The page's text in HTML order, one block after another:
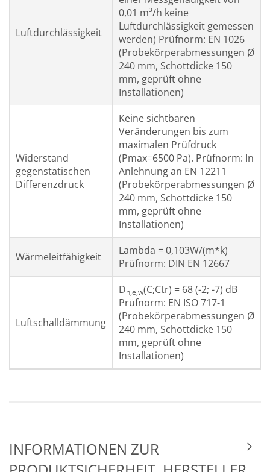
Luftdurchlässigkeit
0,01 m³/h keine
Luftdurchlässigkeit gemessen
werden) Prüfnorm: EN 1026
(Probekörperabmessungen Ø
240 mm, Schottdicke 150
mm, geprüft ohne
Installationen)
Widerstand
gegenstatischen
Differenzdruck
Keine sichtbaren
Veränderungen bis zum
maximalen Prüfdruck
(Pmax=6500 Pa). Prüfnorm: In
Anlehnung an EN 12211
(Probekörperabmessungen Ø
240 mm, Schottdicke 150
mm, geprüft ohne
Installationen)
Wärmeleitfähigkeit
Lambda = 0,103W/(m*k)
Prüfnorm: DIN EN 12667
Luftschalldämmung
Dn,e,w(C;Ctr) = 68 (-2; -7) dB
Prüfnorm: EN ISO 717-1
(Probekörperabmessungen Ø
240 mm, Schottdicke 150
mm, geprüft ohne
Installationen)
INFORMATIONEN ZUR